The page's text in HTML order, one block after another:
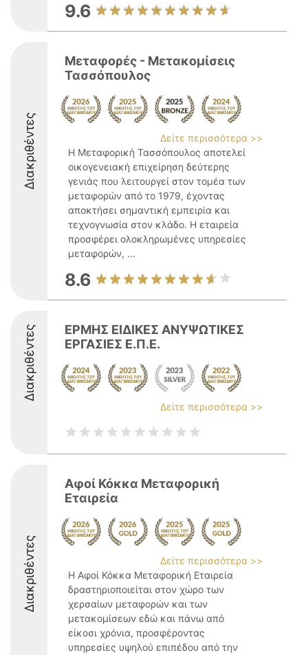
9.6
Διακριθέντες
Μεταφορές - Μετακομίσεις
Τασσόπουλος
Δείτε περισσότερα >>
Η Μεταφορική Τασσόπουλος αποτελεί
οικογενειακή επιχείρηση δεύτερης
γενιάς που λειτουργεί στον τομέα των
μεταφορών από το 1979, έχοντας
αποκτήσει σημαντική εμπειρία και
τεχνογνωσία στον κλάδο. Η εταιρεία
προσφέρει ολοκληρωμένες υπηρεσίες
μεταφορών, ...
8.6
Διακριθέντες
ΕΡΜΗΣ ΕΙΔΙΚΕΣ ΑΝΥΨΩΤΙΚΕΣ
ΕΡΓΑΣΙΕΣ Ε.Π.Ε.
Δείτε περισσότερα >>
Διακριθέντες
Αφοί Κόκκα Μεταφορική
Εταιρεία
Δείτε περισσότερα >>
Η Αφοί Κόκκα Μεταφορική Εταιρεία
δραστηριοποιείται στον χώρο των
χερσαίων μεταφορών και των
μετακομίσεων εδώ και πάνω από
είκοσι χρόνια, προσφέροντας
υπηρεσίες υψηλού επιπέδου από την